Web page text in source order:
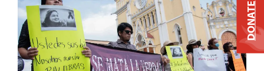
DONATE